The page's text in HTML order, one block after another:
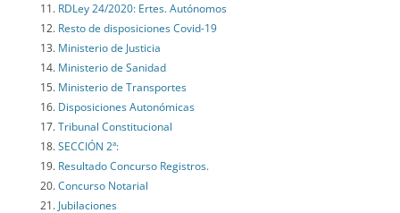
RDLey 24/2020: Ertes. Autónomos
Resto de disposiciones Covid-19
Ministerio de Justicia
Ministerio de Sanidad
Ministerio de Transportes
Disposiciones Autonómicas
Tribunal Constitucional
SECCIÓN 2ª:
Resultado Concurso Registros.
Concurso Notarial
Jubilaciones